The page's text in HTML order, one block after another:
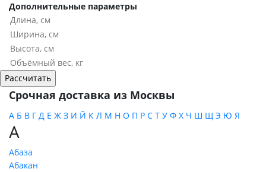
Дополнительные параметры
Срочная доставка из Москвы
А Б В Г Д Е Ж З И Й К Л М Н О П Р С Т У Ф Х Ч Ш Щ Э Ю Я
А
Абаза
Абакан